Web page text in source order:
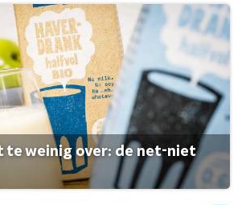
te weinig over: de net-niet